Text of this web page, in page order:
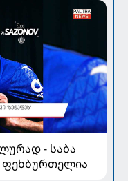
- საბა
ფეხბურთელია